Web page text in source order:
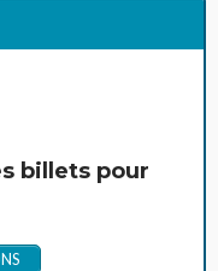
billets pour